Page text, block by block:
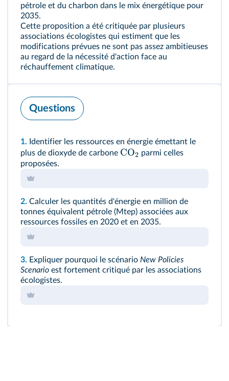
pétrole et du charbon dans le mix énergétique pour
2035.
Cette proposition a été critiquée par plusieurs
associations écologistes qui estiment que les
modifications prévues ne sont pas assez ambitieuses
au regard de la nécessité d'action face au
réchauffement climatique.
Questions
1. Identifier les ressources en énergie émettant le
plus de dioxyde de carbone CO2 parmi celles
proposées.
2. Calculer les quantités d'énergie en million de
tonnes équivalent pétrole (Mtep) associées aux
ressources fossiles en 2020 et en 2035.
3. Expliquer pourquoi le scénario New Policies
Scenario est fortement critiqué par les associations
écologistes.